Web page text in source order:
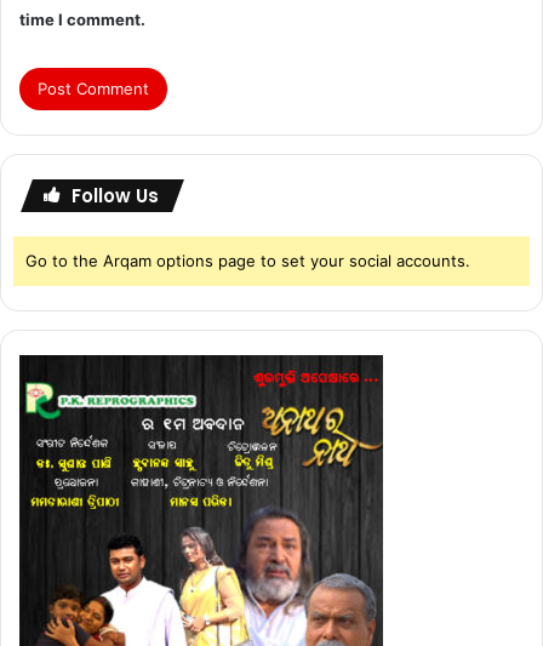
time I comment.
Follow Us
Go to the Arqam options page to set your social accounts.